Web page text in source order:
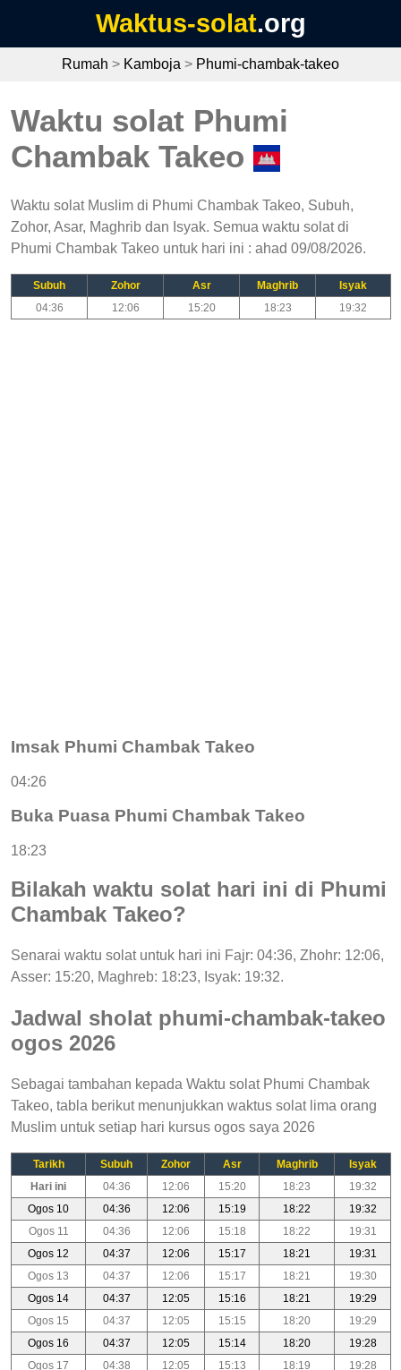
Waktus-solat.org
Rumah > Kamboja > Phumi-chambak-takeo
Waktu solat Phumi
Chambak Takeo
Waktu solat Muslim di Phumi Chambak Takeo, Subuh,
Zohor, Asar, Maghrib dan Isyak. Semua waktu solat di
Phumi Chambak Takeo untuk hari ini : ahad 09/08/2026.
Subuh Zohor Asr Maghrib
Isyak
04:36
12:06 15:20 18:23 19:32
Imsak Phumi Chambak Takeo
04:26
Buka Puasa Phumi Chambak Takeo
18:23
Bilakah waktu solat hari ini di Phumi
Chambak Takeo?
Senarai waktu solat untuk hari ini Fajr: 04:36, Zhohr: 12:06,
Asser: 15:20, Maghreb: 18:23, Isyak: 19:32.
Jadwal sholat phumi-chambak-takeo
ogos 2026
Sebagai tambahan kepada Waktu solat Phumi Chambak
Takeo, tabla berikut menunjukkan waktus solat lima orang
Muslim untuk setiap hari kursus ogos saya 2026
Tarikh Subuh Zohor Asr Maghrib
Isyak
Hari ini
04:36 12:06 15:20 18:23
19:32
Ogos 10
04:36 12:06 15:19 18:22
19:32
Ogos 11
04:36 12:06 15:18 18:22
19:31
Ogos 12
04:37 12:06 15:17 18:21
19:31
Ogos 13
04:37 12:06 15:17 18:21
19:30
Ogos 14
04:37 12:05 15:16 18:21
19:29
Ogos 15
04:37 12:05 15:15 18:20
19:29
Ogos 16
04:37 12:05 15:14 18:20
19:28
Ogos 17
04:38 12:05 15:13 18:19
19:28